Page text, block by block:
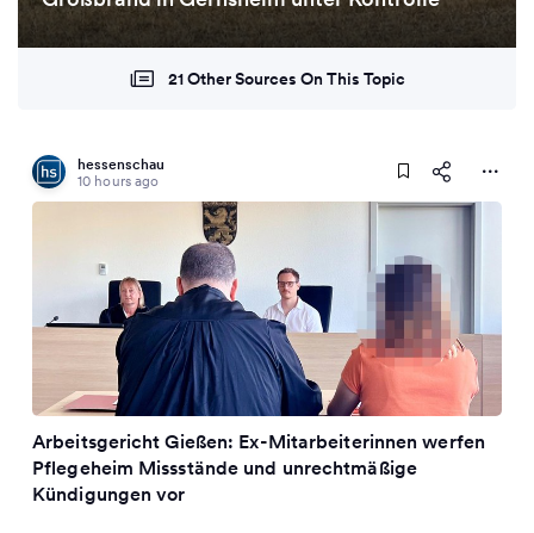
21 Other Sources On This Topic
hessenschau
10 hours ago
Arbeitsgericht Gießen: Ex-Mitarbeiterinnen werfen
Pflegeheim Missstände und unrechtmäßige
Kündigungen vor